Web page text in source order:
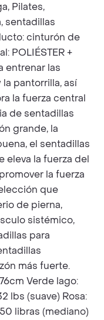
Pilates,
sentadillas
cinturón de
POLIÉSTER +
entrenar las
pantorrilla, así
la fuerza central
de sentadillas
grande, la
el sentadillas
eleva la fuerza del
la fuerza
que
de pierna,
sistémico,
para
más fuerte.
Verde lago:
lbs (suave) Rosa:
libras (mediano)